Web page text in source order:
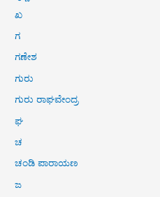
ಖ
ಗ
ಗಣೇಶ
ಗುರು
ಗುರು ರಾಘವೇಂದ್ರ
ಘ
ಚ
ಚಂಡಿ ಪಾರಾಯಣ
ಜ